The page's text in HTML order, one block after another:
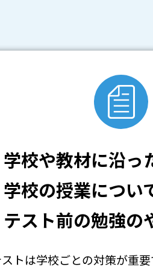
学校や教材に沿っ
学校の授業につい
テスト前の勉強の
トは学校ごとの対策が重